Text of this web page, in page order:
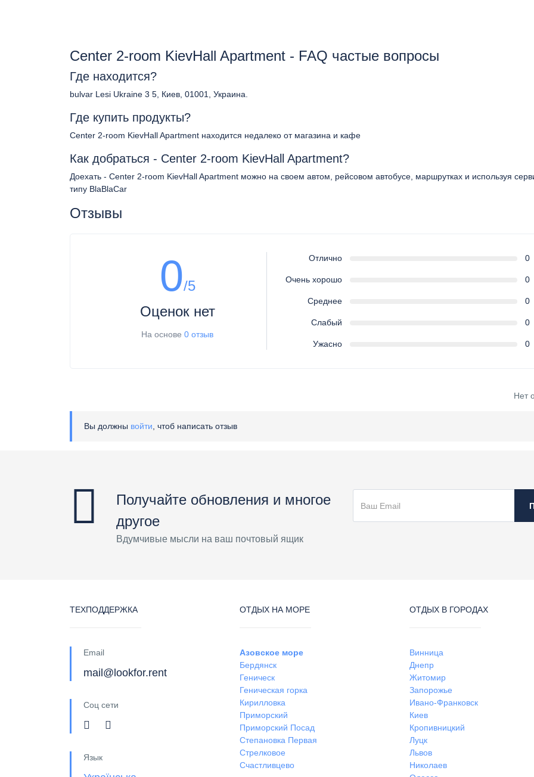
Center 2-room KievHall Apartment - FAQ частые вопросы
Где находится?
bulvar Lesi Ukraine 3 5, Киев, 01001, Украина.
Где купить продукты?
Center 2-room KievHall Apartment находится недалеко от магазина и кафе
Как добраться - Center 2-room KievHall Apartment?
Доехать - Center 2-room KievHall Apartment можно на своем автом, рейсовом автобусе, маршрутках и используя
типу BlaBlaCar
Отзывы
0/5
Оценок нет
На основе0 отзыв
Отлично 0
Очень хорошо 0
Среднее 0
Слабый 0
Ужасно 0
Нет
Вы должны войти , чтоб написать отзыв
Получайте обновления и многое
другое
Вдумчивые мысли на ваш почтовый ящик
ТЕХПОДДЕРЖКА
Email
mail@lookfor.rent
Соц сети
Язык
ОТДЫХ НА МОРЕ
Азовское море
Бердянск
Геническ
Геническая горка
Кирилловка
Приморский
Приморский Посад
Степановка Первая
Стрелковое
Счастливцево
ОТДЫХ В ГОРОДАХ
Винница
Днепр
Житомир
Запорожье
Ивано-Франковск
Киев
Кропивницкий
Луцк
Львов
Николаев